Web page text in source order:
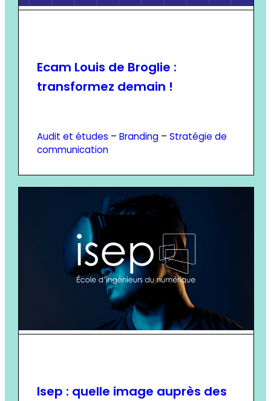
Ecam Louis de Broglie :
transformez demain !
Audit et études –Branding –Stratégie de
communication
Isep : quelle image auprès des